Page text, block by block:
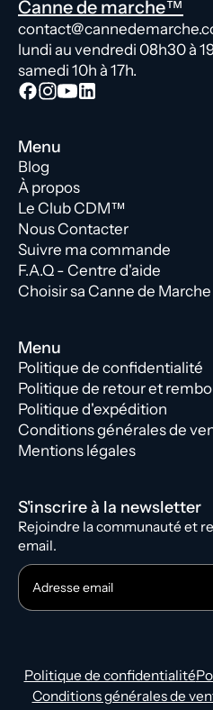
Canne de marche™
lundi au vendredi 08h30 à
samedi 10h à 17h.
Menu
Blog
À propos
Le Club CDM™
Nous Contacter
Suivre ma commande
F.A.Q - Centre d'aide
Choisir sa Canne de
Menu
Politique de confidentialité
Politique de retour et
Politique d'expédition
Conditions générales de
Mentions légales
S'inscrire à la newsletter
Rejoindre la communauté et
email.
Adresse email
Politique de confidentialité
Conditions générales de